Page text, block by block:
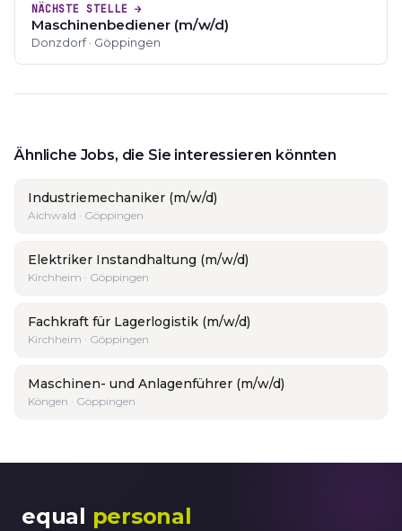
NÄCHSTE STELLE →
Maschinenbediener (m/w/d)
Donzdorf · Göppingen
Ähnliche Jobs, die Sie interessieren könnten
Industriemechaniker (m/w/d)
Aichwald · Göppingen
Elektriker Instandhaltung (m/w/d)
Kirchheim · Göppingen
Fachkraft für Lagerlogistik (m/w/d)
Kirchheim · Göppingen
Maschinen- und Anlagenführer (m/w/d)
Köngen · Göppingen
equal personal